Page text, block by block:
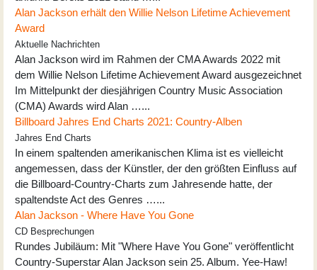
Alan Jackson erhält den Willie Nelson Lifetime Achievement
Award
Aktuelle Nachrichten
Alan Jackson wird im Rahmen der CMA Awards 2022 mit
dem Willie Nelson Lifetime Achievement Award ausgezeichnet
Im Mittelpunkt der diesjährigen Country Music Association
(CMA) Awards wird Alan …...
Billboard Jahres End Charts 2021: Country-Alben
Jahres End Charts
In einem spaltenden amerikanischen Klima ist es vielleicht
angemessen, dass der Künstler, der den größten Einfluss auf
die Billboard-Country-Charts zum Jahresende hatte, der
spaltendste Act des Genres …...
Alan Jackson - Where Have You Gone
CD Besprechungen
Rundes Jubiläum: Mit "Where Have You Gone" veröffentlicht
Country-Superstar Alan Jackson sein 25. Album. Yee-Haw!